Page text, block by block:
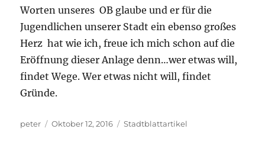
Worten unseres OB glaube und er für die
Jugendlichen unserer Stadt ein ebenso großes
Herz hat wie ich, freue ich mich schon auf die
Eröffnung dieser Anlage denn…wer etwas will,
findet Wege. Wer etwas nicht will, findet
Gründe.
Autor
peter
Veröffentlicht
Oktober 12, 2016 Kategorien
Stadtblattartikel